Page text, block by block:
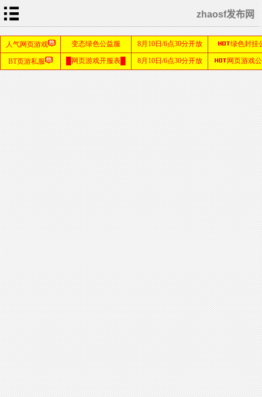
zhaosf发布网
首
页
haosf
发布
网
sf123
发布
网
sf999
发布
网